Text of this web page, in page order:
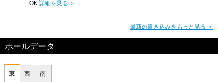
OK 詳細を見る ＞
最新の書き込みをもっと見る ＞
ホールデータ
東 西 南